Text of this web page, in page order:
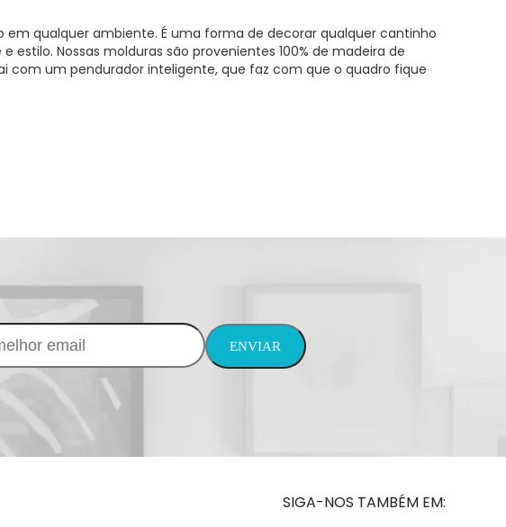
qualquer ambiente. É uma forma de decorar qualquer cantinho
Nossas molduras são provenientes 100% de madeira de
com um pendurador inteligente, que faz com que o quadro fique
SIGA-NOS TAMBÉM EM: